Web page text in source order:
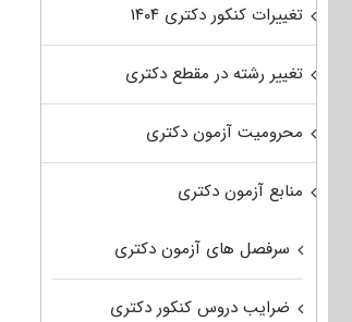
تغییرات کنکور دکتری ۱۴۰۴
تغییر رشته در مقطع دکتری
محرومیت آزمون دکتری
منابع آزمون دکتری
سرفصل های آزمون دکتری
ضرایب دروس کنکور دکتری